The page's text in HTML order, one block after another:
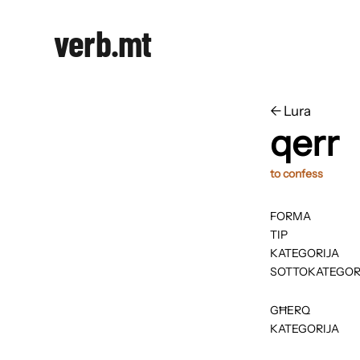
verb.mt
← ​​Lura
qerr
to confess
FORMA
TIP
KATEGORIJA
GĦERQ
KATEGORIJA